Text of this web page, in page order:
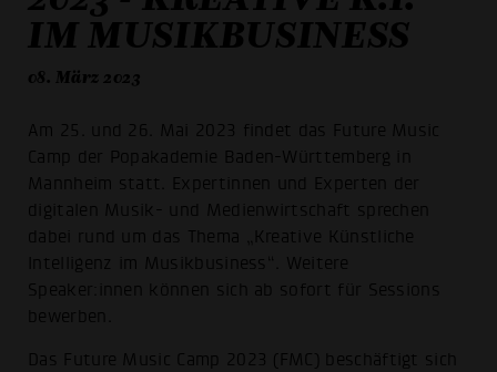
IM MUSIKBUSINESS
08. März 2023
Am 25. und 26. Mai 2023 findet das Future Music
Camp der Popakademie Baden-Württemberg in
Mannheim statt. Expertinnen und Experten der
digitalen Musik- und Medienwirtschaft sprechen
dabei rund um das Thema „Kreative Künstliche
Intelligenz im Musikbusiness“. Weitere
Speaker:innen können sich ab sofort für Sessions
bewerben.
Das Future Music Camp 2023 (FMC) beschäftigt sich